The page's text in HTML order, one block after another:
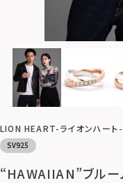
LION HEART-ライオンハート-
SV925
“HAWAIIAN”ブルー